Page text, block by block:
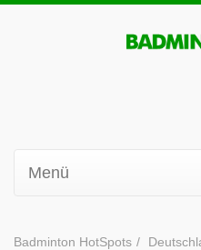
Menü
Badminton HotSpots